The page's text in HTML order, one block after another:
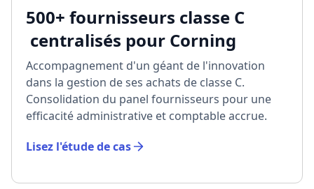
500+ fournisseurs classe C
centralisés pour Corning
Accompagnement d'un géant de l'innovation
dans la gestion de ses achats de classe C.
Consolidation du panel fournisseurs pour une
efficacité administrative et comptable accrue.
Lisez l'étude de cas